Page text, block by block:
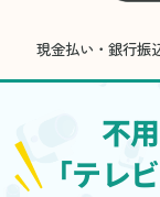
現金払い・銀行振
不
「テレ